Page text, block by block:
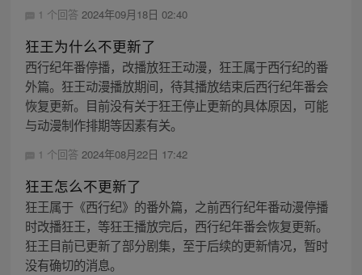
1 个回答 2024年09月18日 02:40
狂王为什么不更新了
西行纪年番停播，改播放狂王动漫，狂王属于西行纪的番
外篇。狂王动漫播放期间，待其播放结束后西行纪年番会
恢复更新。目前没有关于狂王停止更新的具体原因，可能
与动漫制作排期等因素有关。
1 个回答 2024年08月22日 17:42
狂王怎么不更新了
狂王属于《西行纪》的番外篇，之前西行纪年番动漫停播
时改播狂王，等狂王播放完后，西行纪年番会恢复更新。
狂王目前已更新了部分剧集，至于后续的更新情况，暂时
没有确切的消息。